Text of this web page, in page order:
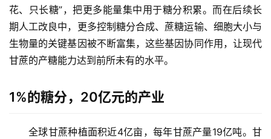
花、只长糖”，把更多能量集中用于糖分积累。而在后续长
期人工改良中，更多控制糖分合成、蔗糖运输、细胞大小与
生物量的关键基因被不断富集，这些基因协同作用，让现代
甘蔗的产糖能力达到前所未有的水平。
1%的糖分，20亿元的产业
全球甘蔗种植面积近4亿亩，每年甘蔗产量19亿吨。甘